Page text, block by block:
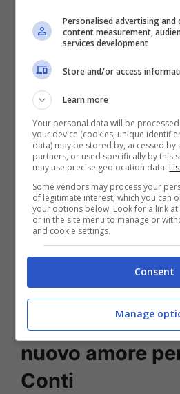
Leggi anche->
spunta la foto da
com’era l’attore
delle Signore
Il Paradiso
nuovo amore
Conti
Personalised advertising
content measurement,
services development
Store and/or access
Learn more
Your personal data will be
your device (cookies, unique
data) may be stored by, accessed by
partners, or used specifically by this
may use precise geolocation data.
Some vendors may process your
of legitimate interest, which you can
your options below. Look for a link
or in the site menu to manage or
and cookie settings.
Consent
Manage